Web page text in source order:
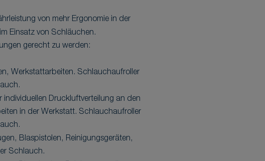
von mehr Ergonomie in der
Einsatz von Schläuchen.
gerecht zu werden:
Werkstattarbeiten. Schlauchaufroller
individuellen Druckluftverteilung an den
in der Werkstatt. Schlauchaufroller
Blaspistolen, Reinigungsgeräten,
Schlauch.